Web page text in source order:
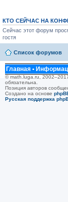
КТО СЕЙЧАС НА
Сейчас этот форум
гостя
Список форумов
Главная •
© math.luga.ru,
обязательна.
Позиция авторов
Создано на основе
Русская поддержка